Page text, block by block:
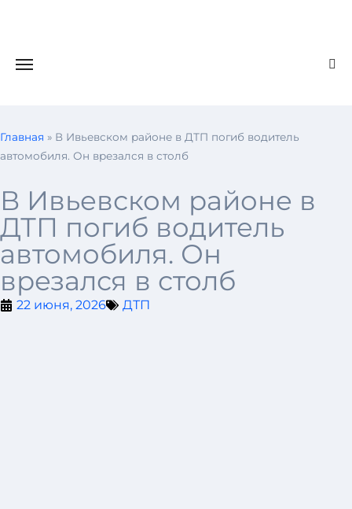
Главная » В Ивьевском районе в ДТП погиб водитель
автомобиля. Он врезался в столб
В Ивьевском районе в
ДТП погиб водитель
автомобиля. Он
врезался в столб
22 июня, 2026 ДТП